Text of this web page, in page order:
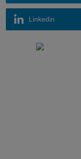
Linkedin